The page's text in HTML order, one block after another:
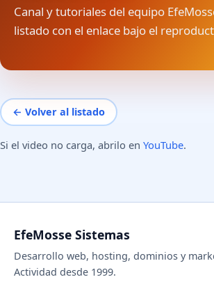
Canal y tutoriales del equipo
listado con el enlace bajo el
← Volver al listado
Si el video no carga, abrilo en YouTube.
EfeMosse Sistemas
Desarrollo web, hosting, dominios y
Actividad desde 1999.